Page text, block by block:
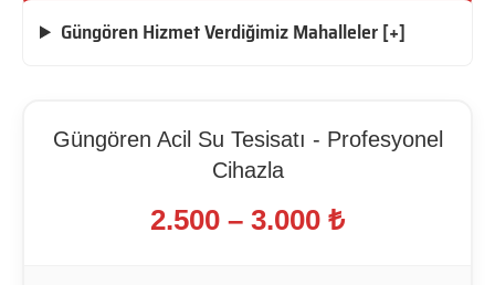
Güngören Hizmet Verdiğimiz Mahalleler [+]
Güngören Acil Su Tesisatı - Profesyonel
Cihazla
2.500 – 3.000 ₺